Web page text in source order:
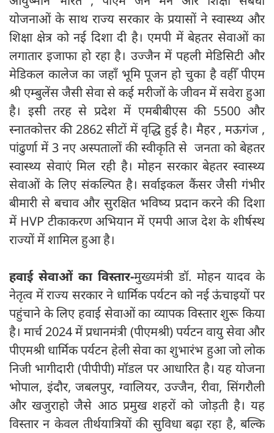
योजनाओं के साथ राज्य सरकार के प्रयासों ने स्वास्थ्य और
शिक्षा क्षेत्र को नई दिशा दी है। एमपी में बेहतर सेवाओं का
लगातार इजाफा हो रहा है। उज्जैन में पहली मेडिसिटी और
मेडिकल कालेज का जहाँ भूमि पूजन हो चुका है वहीँ पीएम
श्री एम्बुलेंस जैसी सेवा से कई मरीजों के जीवन में सवेरा हुआ
है। इसी तरह से प्रदेश में एमबीबीएस की 5500 और
स्नातकोत्तर की 2862 सीटों में वृद्धि हुई है। मैहर , मऊगंज ,
पांढुर्णा में 3 नए अस्पतालों की स्वीकृति से जनता को बेहतर
स्वास्थ्य सेवाएं मिल रही है। मोहन सरकार बेहतर स्वास्थ्य
सेवाओं के लिए संकल्पित है। सर्वाइकल कैंसर जैसी गंभीर
बीमारी से बचाव और सुरक्षित भविष्य प्रदान करने की दिशा
में HVP टीकाकरण अभियान में एमपी आज देश के शीर्षस्थ
राज्यों में शामिल हुआ है।
हवाई सेवाओं का विस्तार-मुख्यमंत्री डॉ. मोहन यादव के
नेतृत्व में राज्य सरकार ने धार्मिक पर्यटन को नई ऊंचाइयों पर
पहुंचाने के लिए हवाई सेवाओं का व्यापक विस्तार शुरू किया
है। मार्च 2024 में प्रधानमंत्री (पीएमश्री) पर्यटन वायु सेवा और
पीएमश्री धार्मिक पर्यटन हेली सेवा का शुभारंभ हुआ जो लोक
निजी भागीदारी (पीपीपी) मॉडल पर आधारित है। यह योजना
भोपाल, इंदौर, जबलपुर, ग्वालियर, उज्जैन, रीवा, सिंगरौली
और खजुराहो जैसे आठ प्रमुख शहरों को जोड़ती है। यह
विस्तार न केवल तीर्थयात्रियों की सुविधा बढ़ा रहा है, बल्कि